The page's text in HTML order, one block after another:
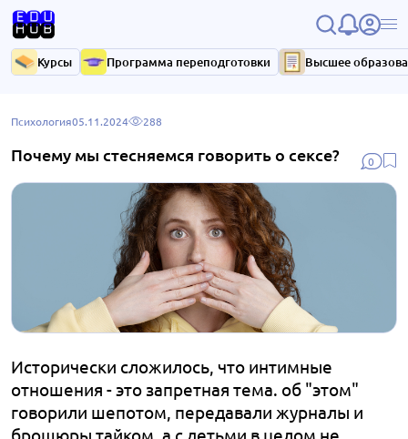
Курсы Программа переподготовки Высшее
0
Психология05.11.2024 288
Почему мы стесняемся говорить о сексе?
Исторически сложилось, что интимные
отношения - это запретная тема. об "этом"
говорили шепотом, передавали журналы и
брошюры тайком, а с детьми в целом не